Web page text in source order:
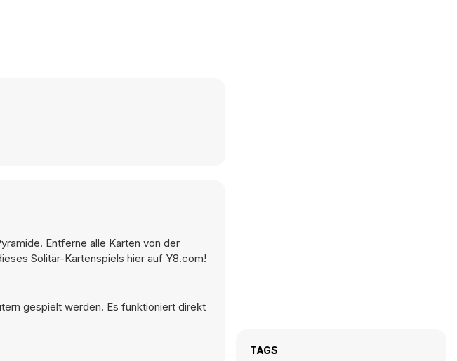
Entferne alle Karten von der
Solitär-Kartenspiels hier auf Y8.com!
gespielt werden. Es funktioniert direkt
TAGS